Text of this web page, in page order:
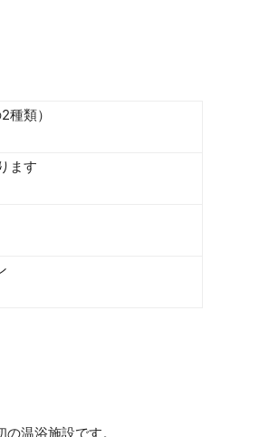
類）
ます
温浴施設です。